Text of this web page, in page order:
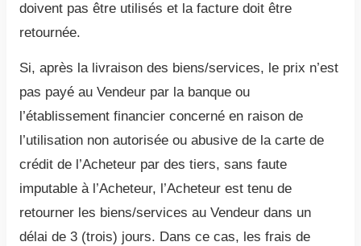
doivent pas être utilisés et la facture doit être
retournée.
Si, après la livraison des biens/services, le prix n’est
pas payé au Vendeur par la banque ou
l’établissement financier concerné en raison de
l’utilisation non autorisée ou abusive de la carte de
crédit de l’Acheteur par des tiers, sans faute
imputable à l’Acheteur, l’Acheteur est tenu de
retourner les biens/services au Vendeur dans un
délai de 3 (trois) jours. Dans ce cas, les frais de